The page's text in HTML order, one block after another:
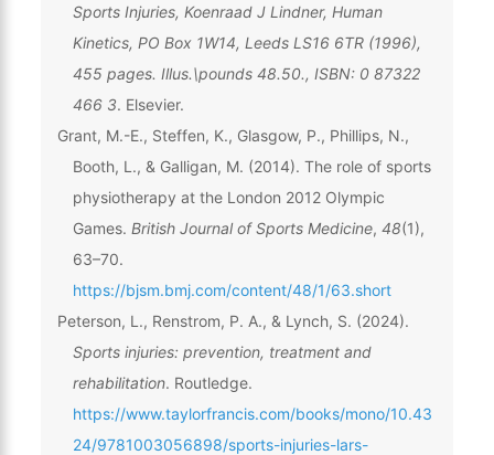
Sports Injuries, Koenraad J Lindner, Human
Kinetics, PO Box 1W14, Leeds LS16 6TR (1996),
455 pages. Illus.\pounds 48.50., ISBN: 0 87322
466 3. Elsevier.
Grant, M.-E., Steffen, K., Glasgow, P., Phillips, N.,
Booth, L., & Galligan, M. (2014). The role of sports
physiotherapy at the London 2012 Olympic
Games. British Journal of Sports Medicine, 48(1),
63–70.
https://bjsm.bmj.com/content/48/1/63.short
Peterson, L., Renstrom, P. A., & Lynch, S. (2024).
Sports injuries: prevention, treatment and
rehabilitation. Routledge.
https://www.taylorfrancis.com/books/mono/10.43
24/9781003056898/sports-injuries-lars-